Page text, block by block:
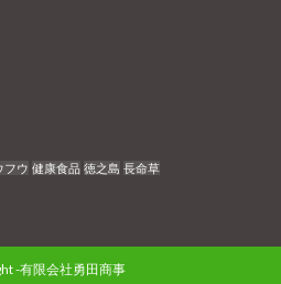
フウ 健康食品 徳之島 長命草
-有限会社勇田商事